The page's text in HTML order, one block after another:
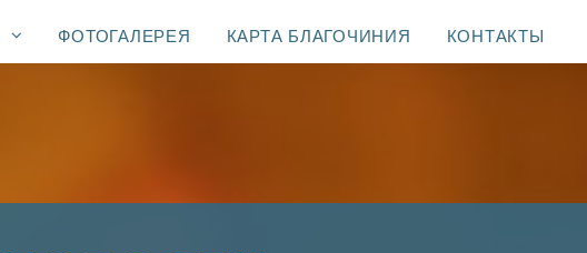
ФОТОГАЛЕРЕЯ КАРТА БЛАГОЧИНИЯ КОНТАКТЫ